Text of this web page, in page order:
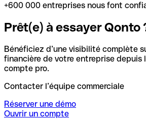
+600 000 entreprises nous font
Prêt(e) à essayer Qonto
Bénéficiez d’une visibilité complète
financière de votre entreprise depuis
compte pro.
Contacter l’équipe commerciale
Réserver une démo
Ouvrir un compte